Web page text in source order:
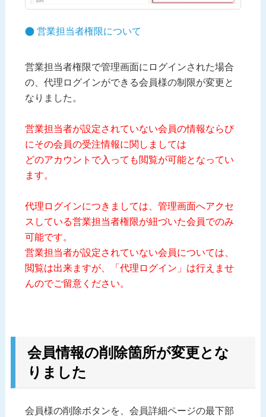
営業担当者権限について
営業担当者権限で管理画面にログインされた場合
の、代理ログインができる会員様の制限が変更と
なりました。
営業担当者が設定されていない会員の情報ならび
にその会員の受注情報に関しましては
どのアカウントで入っても閲覧が可能となってい
ます。
代理ログインにつきましては、管理画面へアクセ
スしている営業担当者権限が紐づいた会員でのみ
可能です。
営業担当者が設定されていない会員については、
閲覧は出来ますが、「代理ログイン」は行えませ
んのでご留意ください。
会員情報の削除箇所が変更とな
りました
会員様の削除ボタンを、会員詳細ページの最下部